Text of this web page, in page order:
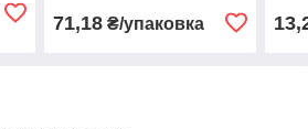
71,18₴/упаковка